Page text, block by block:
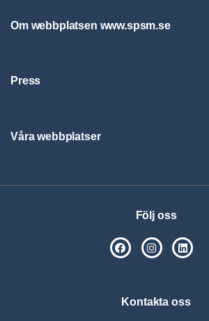
Om webbplatsen www.spsm.se
Press
Våra webbplatser
Följ oss
SPSM påSPSM
Kontakta oss